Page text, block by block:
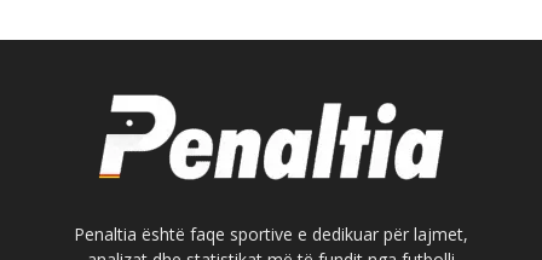
Penaltia është faqe sportive e dedikuar për lajmet,